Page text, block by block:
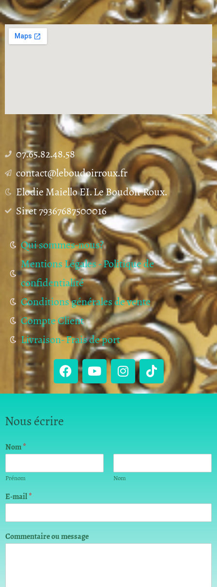
07.65.82.48.58
contact@leboudoirroux.fr
Elodie Maiello EI. Le Boudoir Roux.
Siret 79367687500016
Qui sommes-nous?
Mentions Légales - Politique de
confidentialité
Conditions générales de vente
Compte Client
Livraison- Frais de port
Nous écrire
*
C
m
m
e
n
a
r
Nom*
Prénom Nom
E-mail*
Commentaire ou message